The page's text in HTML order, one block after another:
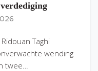
Taghi
wending
twee…